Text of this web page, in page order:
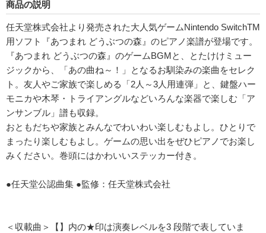
商品の説明
任天堂株式会社より発売された大人気ゲームNintendo SwitchTM
用ソフト『あつまれ どうぶつの森』のピアノ楽譜が登場です。
『あつまれ どうぶつの森』のゲームBGMと、とたけけミュー
ジックから、「あの曲ね～！」となるお馴染みの楽曲をセレク
ト。友人やご家族で楽しめる「2人～3人用連弾」と、鍵盤ハー
モニカや木琴・トライアングルなどいろんな楽器で楽しむ「ア
ンサンブル」譜も収録。
おともだちや家族とみんなでわいわい楽しむもよし。ひとりで
まったり楽しむもよし。ゲームの思い出をぜひピアノでお楽し
みください。巻頭にはかわいいステッカー付き。
●任天堂公認曲集 ●監修：任天堂株式会社
＜収載曲＞【】内の★印は演奏レベルを3 段階で表していま